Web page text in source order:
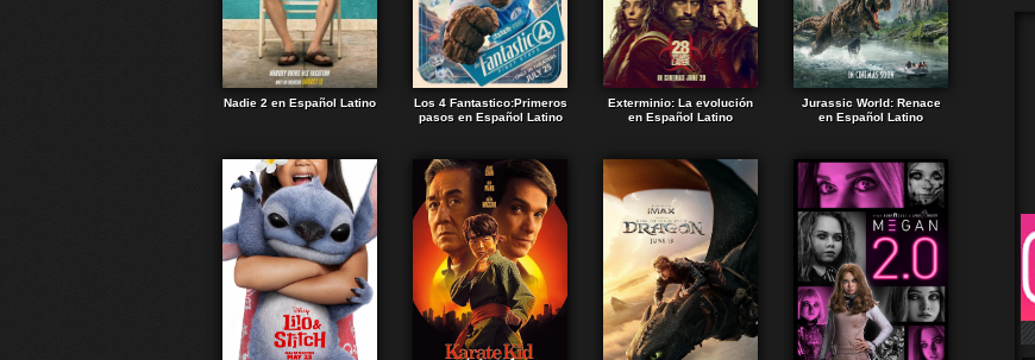
Nadie 2 en Español Latino
Los 4 Fantastico:Primeros
pasos en Español Latino
Exterminio: La evolución
en Español Latino
Jurassic World: Renace
en Español Latino